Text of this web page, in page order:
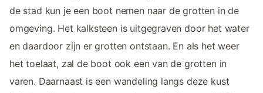
de stad kun je een boot nemen naar de grotten in de
omgeving. Het kalksteen is uitgegraven door het water
en daardoor zijn er grotten ontstaan. En als het weer
het toelaat, zal de boot ook een van de grotten in
varen. Daarnaast is een wandeling langs deze kust